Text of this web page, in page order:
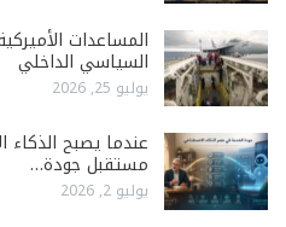
المساعدات
السياسي الداخلي
يوليو 25, 2026
عندما يصبح
مستقبل جودة…
يوليو 2, 2026